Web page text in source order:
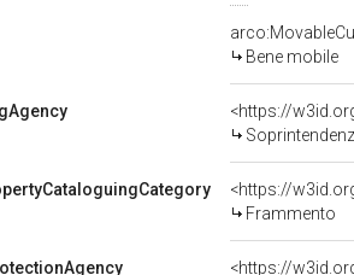
Bene mobile
<https://
<https://
Frammento
<https://